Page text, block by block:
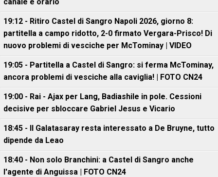
19:12 - Ritiro Castel di Sangro Napoli 2026, giorno 8:
partitella a campo ridotto, 2-0 firmato Vergara-Prisco! Di
nuovo problemi di vesciche per McTominay | VIDEO
19:05 - Partitella a Castel di Sangro: si ferma McTominay,
ancora problemi di vesciche alla caviglia! | FOTO CN24
19:00 - Rai - Ajax per Lang, Badiashile in pole. Cessioni
decisive per sbloccare Gabriel Jesus e Vicario
18:45 - Il Galatasaray resta interessato a De Bruyne, tutto
dipende da Leao
18:40 - Non solo Branchini: a Castel di Sangro anche
l'agente di Anguissa | FOTO CN24